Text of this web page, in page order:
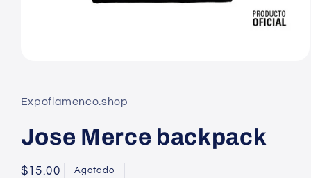
in
modal
Expoflamenco.shop
Jose Merce backpack
Regular
$15.00 Agotado